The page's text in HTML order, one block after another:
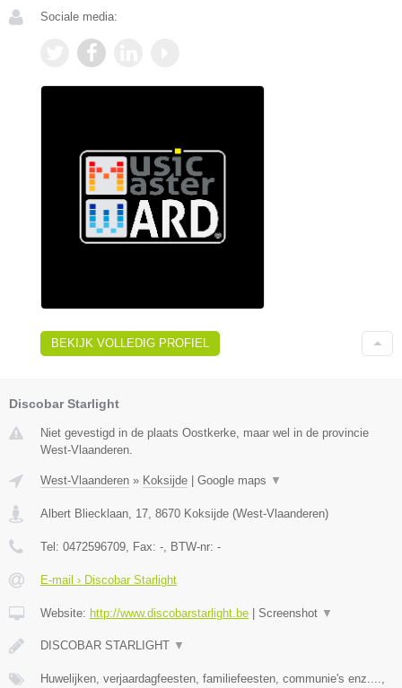
Sociale media:
BEKIJK VOLLEDIG PROFIEL
Discobar Starlight
Niet gevestigd in de plaats Oostkerke, maar wel in de provincie
West-Vlaanderen.
West-Vlaanderen » Koksijde Google maps ▼
Albert Bliecklaan, 17, 8670 Koksijde (West-Vlaanderen)
Tel: 0472596709, Fax: -, BTW-nr: -
E-mail › Discobar Starlight
Website: http://www.discobarstarlight.be Screenshot ▼
DISCOBAR STARLIGHT ▼
Huwelijken, verjaardagfeesten, familiefeesten, communie's enz....,